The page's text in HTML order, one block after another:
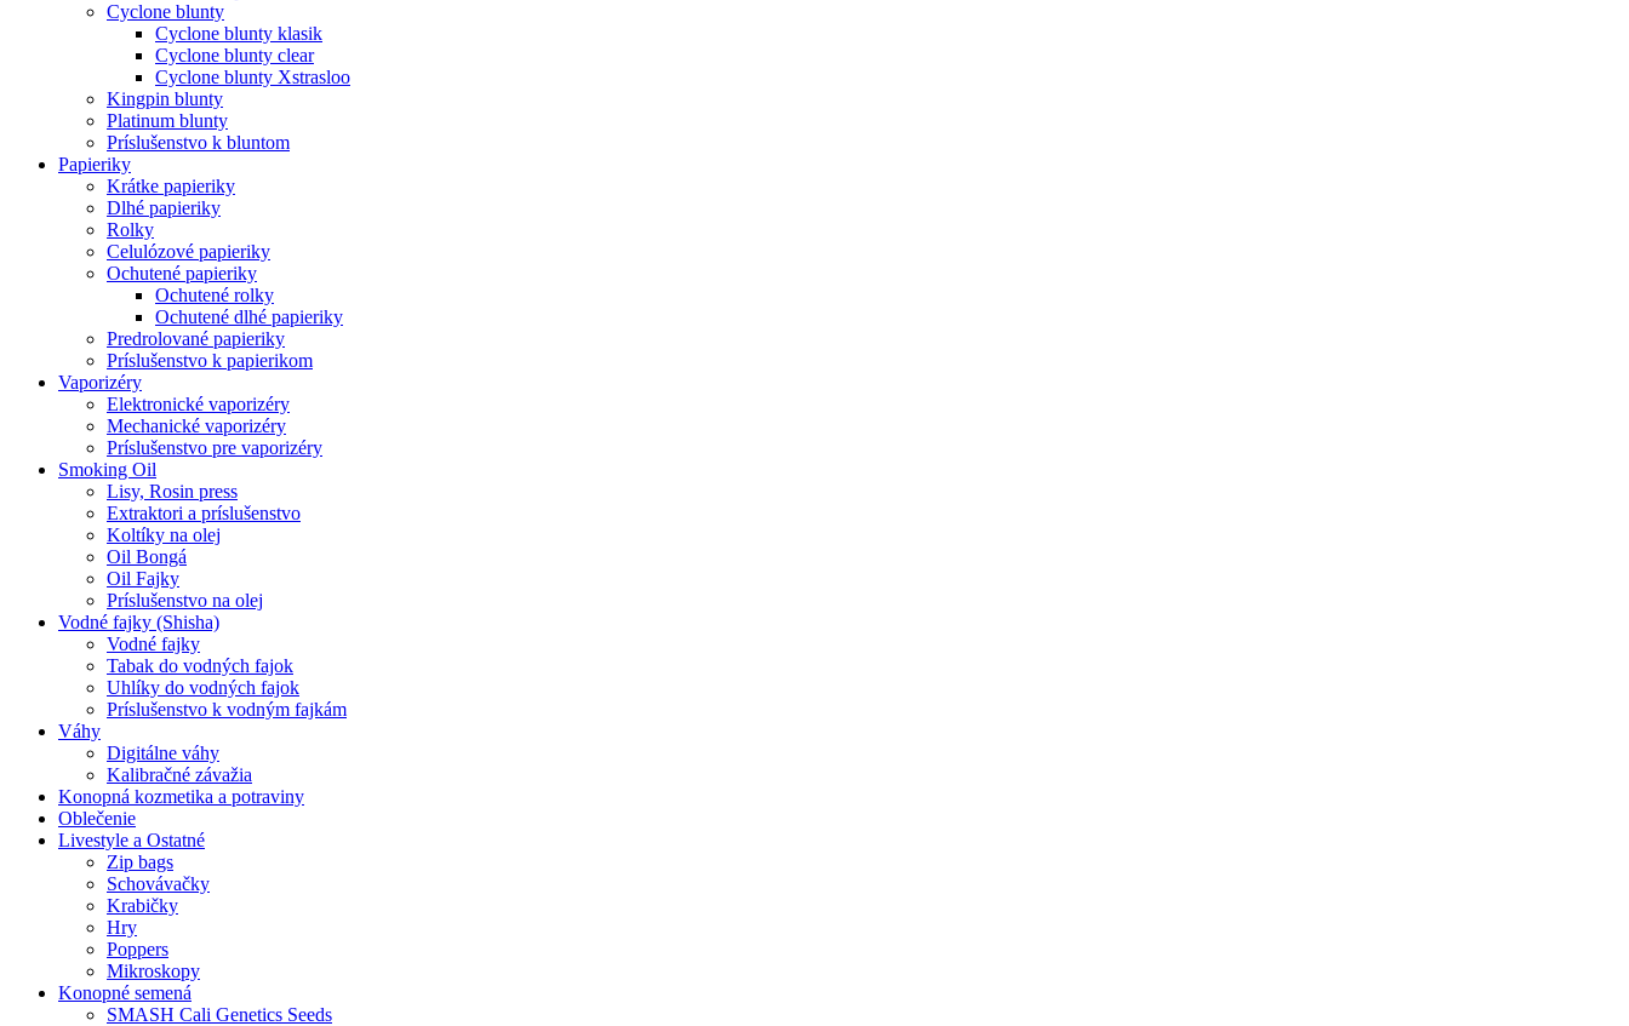
Cyclone blunty
Cyclone blunty klasik
Cyclone blunty clear
Cyclone blunty Xstrasloo
Kingpin blunty
Platinum blunty
Príslušenstvo k bluntom
Papieriky
Krátke papieriky
Dlhé papieriky
Rolky
Celulózové papieriky
Ochutené papieriky
Ochutené rolky
Ochutené dlhé papieriky
Predrolované papieriky
Príslušenstvo k papierikom
Vaporizéry
Elektronické vaporizéry
Mechanické vaporizéry
Príslušenstvo pre vaporizéry
Smoking Oil
Lisy, Rosin press
Extraktori a príslušenstvo
Koltíky na olej
Oil Bongá
Oil Fajky
Príslušenstvo na olej
Vodné fajky (Shisha)
Vodné fajky
Tabak do vodných fajok
Uhlíky do vodných fajok
Príslušenstvo k vodným fajkám
Váhy
Digitálne váhy
Kalibračné závažia
Konopná kozmetika a potraviny
Oblečenie
Livestyle a Ostatné
Zip bags
Schovávačky
Krabičky
Hry
Poppers
Mikroskopy
Konopné semená
SMASH Cali Genetics Seeds